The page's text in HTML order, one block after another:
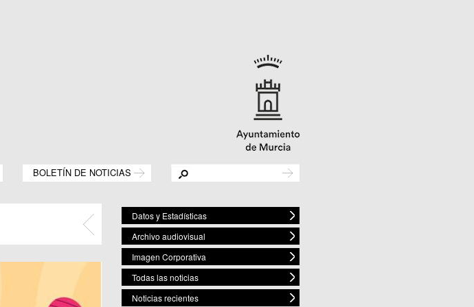
BOLETÍN DE NOTICIAS
Datos y Estadísticas
Archivo audiovisual
Imagen Corporativa
Todas las noticias
Noticias recientes